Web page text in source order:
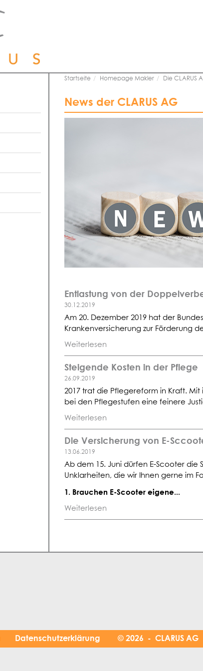
Startseite Homepage Makler Die CLARUS
News der CLARUS AG
Entlastung von der
30.12.2019
Am 20. Dezember 2019 hat der
Krankenversicherung zur Förderung
Weiterlesen
Steigende Kosten in der Pflege
26.09.2019
2017 trat die Pflegereform in Kraft.
bei den Pflegestufen eine feinere
Weiterlesen
Die Versicherung von E-
13.06.2019
Ab dem 15. Juni dürfen E-Scooter
Unklarheiten, die wir Ihnen gerne im
1. Brauchen E-Scooter eigene...
Weiterlesen
Datenschutzerklärung © 2026 - CLARUS AG